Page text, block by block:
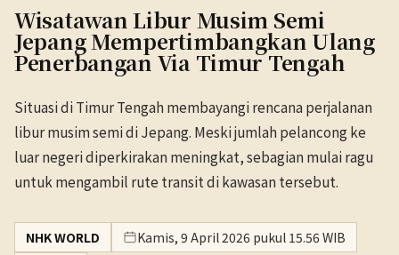
Wisatawan Libur Musim Semi
Jepang Mempertimbangkan Ulang
Penerbangan Via Timur Tengah
Situasi di Timur Tengah membayangi rencana perjalanan
libur musim semi di Jepang. Meski jumlah pelancong ke
luar negeri diperkirakan meningkat, sebagian mulai ragu
untuk mengambil rute transit di kawasan tersebut.
NHK WORLD
Kamis, 9 April 2026 pukul 15.56 WIB